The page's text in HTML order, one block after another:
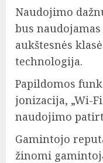
Naudojimo
bus
aukštesnės
technologija.
Papildomos
jonizacija, „Wi-
naudojimo
Gamintojo
žinomi